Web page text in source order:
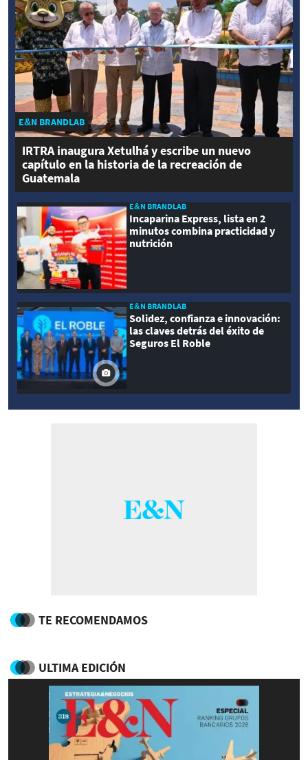
E&N BRANDLAB
IRTRA inaugura Xetulhá y escribe un nuevo
capítulo en la historia de la recreación de
Guatemala
E&N BRANDLAB
Incaparina Express, lista en 2
minutos combina practicidad y
nutrición
E&N BRANDLAB
Solidez, confianza e innovación:
las claves detrás del éxito de
Seguros El Roble
TE RECOMENDAMOS
ULTIMA EDICIÓN